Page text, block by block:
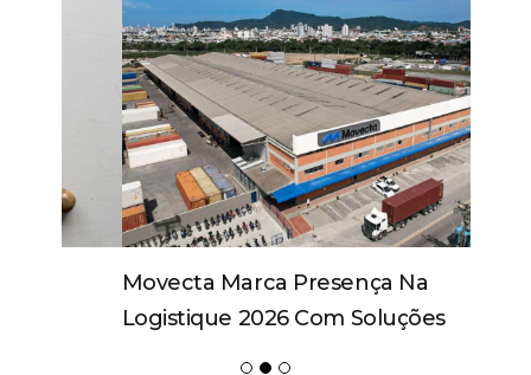
Movecta Marca Presença Na
Logistique 2026 Com Soluções
Integradas E Participação Em Painel